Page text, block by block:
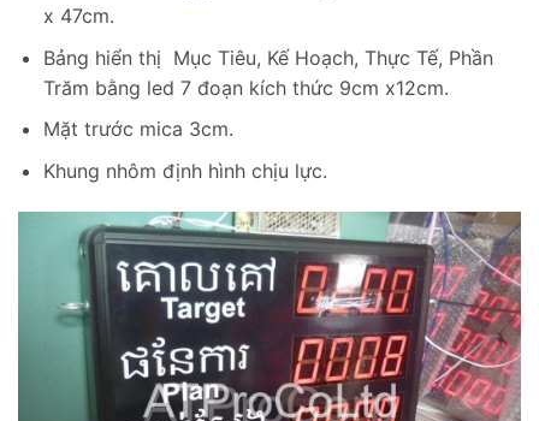
x 47cm.
Bảng hiển thị Mục Tiêu, Kế Hoạch, Thực Tế, Phần
Trăm bằng led 7 đoạn kích thức 9cm x12cm.
Mặt trước mica 3cm.
Khung nhôm định hình chịu lực.